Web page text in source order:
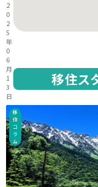
移住ス
移
住
コ
ラ
ム
2
0
2
5
年
0
6
月
1
3
日